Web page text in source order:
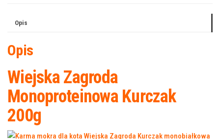
Opis
Opis
Wiejska Zagroda
Monoproteinowa Kurczak
200g